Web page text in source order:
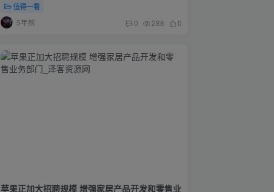
值得一看
5年前 0 288 0
苹果正加大招聘规模 增强家居产品开发和零售业